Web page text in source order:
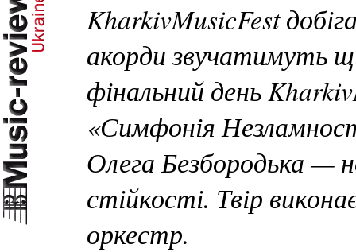
KharkivMusicFest
акорди звучатимуть
фінальний день
«Симфонія
Олега Безбородька —
стійкості. Твір
оркестр.